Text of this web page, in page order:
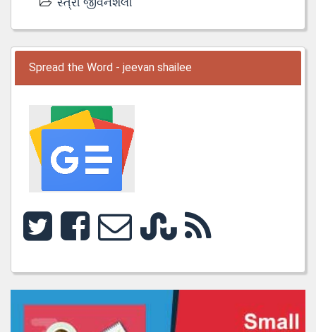
Spread the Word - jeevan shailee